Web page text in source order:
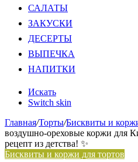
САЛАТЫ
ЗАКУСКИ
ДЕСЕРТЫ
ВЫПЕЧКА
НАПИТКИ
Искать
Switch skin
Главная/Торты/Бисквиты и
воздушно-ореховые коржи для
рецепт из детства! ✨
Бисквиты и коржи для тортов